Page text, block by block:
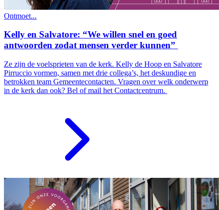
Ontmoet...
Kelly en Salvatore: “We willen snel en goed
antwoorden zodat mensen verder kunnen”
Ze zijn de voelsprieten van de kerk. Kelly de Hoop en Salvatore
Pirruccio vormen, samen met drie collega’s, het deskundige en
betrokken team Gemeentecontacten. Vragen over welk onderwerp
in de kerk dan ook? Bel of mail het Contactcentrum.